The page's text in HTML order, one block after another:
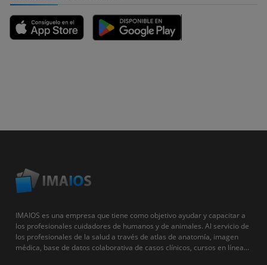
IMAIOS es una empresa que tiene como objetivo ayudar y capacitar a
los profesionales cuidadores de humanos y de animales. Al servicio de
los profesionales de la salud a través de atlas de anatomía, imagen
médica, base de datos colaborativa de casos clínicos, cursos en línea...